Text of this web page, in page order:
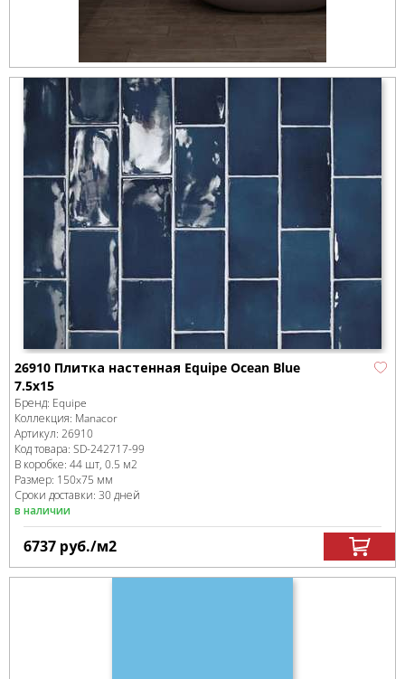
26910 Плитка настенная Equipe Ocean Blue
7.5x15
Бренд: Equipe
Коллекция: Manacor
Артикул: 26910
Код товара: SD-242717-99
В коробке: 44 шт, 0.5 м2
Размер: 150x75 мм
Сроки доставки: 30 дней
в наличии
6737 руб./м2